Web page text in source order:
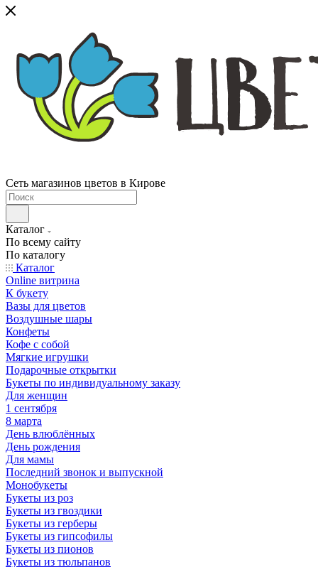
Сеть магазинов цветов в Кирове
Каталог
По всему сайту
По каталогу
Каталог
Online витрина
К букету
Вазы для цветов
Воздушные шары
Конфеты
Кофе с собой
Мягкие игрушки
Подарочные открытки
Букеты по индивидуальному заказу
Для женщин
1 сентября
8 марта
День влюблённых
День рождения
Для мамы
Последний звонок и выпускной
Монобукеты
Букеты из роз
Букеты из гвоздики
Букеты из герберы
Букеты из гипсофилы
Букеты из пионов
Букеты из тюльпанов